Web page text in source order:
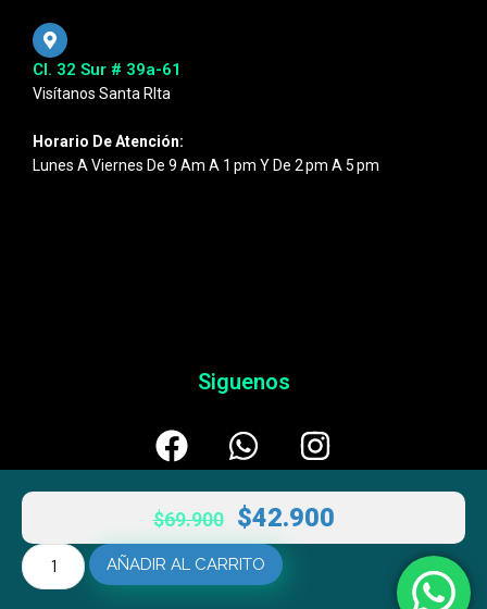
$69.900 $42.900
AÑADIR AL CARRITO
Cl. 32 Sur # 39a-61
Visítanos Santa RIta
Horario De Atención:
Lunes A Viernes De 9 Am A 1 Pm Y De 2 Pm A 5 Pm
Siguenos